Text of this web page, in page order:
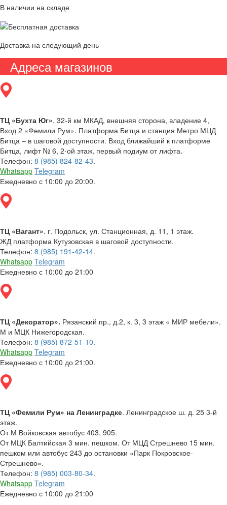
В наличии на складе
Доставка на следующий день
Адреса магазинов
ТЦ «Бухта Юг». 32-й км МКАД, внешняя сторона, владение 4,
Вход 2 «Фемили Рум». Платформа Битца и станция Метро МЦД
Битца – в шаговой доступности. Вход ближайший к платформе
Битца, лифт № 6, 2-ой этаж, первый подиум от лифта.
Телефон: 8 (985) 824-82-43.
Whatsapp Telegram
Ежедневно с 10:00 до 20:00.
ТЦ «Вагант». г. Подольск, ул. Станционная, д. 11, 1 этаж.
ЖД платформа Кутузовская в шаговой доступности.
Телефон: 8 (985) 191-42-14.
Whatsapp Telegram
Ежедневно с 10:00 до 21:00
ТЦ «Декоратор». Рязанский пр., д.2, к. 3, 3 этаж « МИР мебели».
М и MЦК Нижегородская.
Телефон: 8 (985) 872-51-10.
Whatsapp Telegram
Ежедневно с 10:00 до 21:00.
ТЦ «Фемили Рум» на Ленинградке. Ленинградское ш. д. 25 3-й
этаж.
От М Войковская автобус 403, 905.
От МЦК Балтийская 3 мин. пешком. От МЦД Стрешнево 15 мин.
пешком или автобус 243 до остановки «Парк Покровское-
Стрешнево».
Телефон: 8 (985) 003-80-34.
Whatsapp Telegram
Ежедневно с 10:00 до 21:00